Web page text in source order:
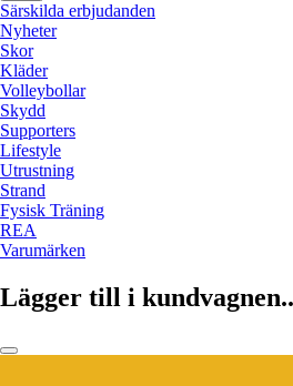
Särskilda erbjudanden
Nyheter
Skor
Kläder
Volleybollar
Skydd
Supporters
Lifestyle
Utrustning
Strand
Fysisk Träning
REA
Varumärken
Lägger till i